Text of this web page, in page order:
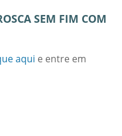
SEM FIM COM
aqui e entre em